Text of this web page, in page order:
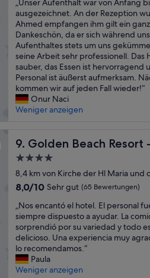
d
l
y
a
n
d
h
e
l
p
f
“
d
z
u
v
o
r
k
o
m
m
e
e
s
e
r
o
n
a
l
.
“
i
n
s
I
n
n
e
i
n
e
n
n
d
e
r
b
r
e
n
K
u
r
z
d
e
n
i
c
h
b
i
s
h
e
a
h
e
n
u
r
f
t
e
!
!
10,
Sehr
gut,
(6
Bewertungen)
U
n
s
e
r
A
u
f
e
n
a
w
a
v
o
n
A
n
f
a
„Unser Aufenthalt war von Anfang
ausgezeichnet. An der Rezeption
Ahmed empfangen ihm gilt ein
Dankeschön, da er sich während
Aufenthaltes stets um uns
seine Arbeit sehr professionell. Das
sauber, das Essen ist hervorragend
Personal ist äußerst aufmerksam.
kommen wir auf jeden Fall wieder!“
Onur Naci
Weniger anzeigen
9. Golden Beach Resort
Golden Beach Resort - All
4.0-
Sterne-
Unterkunft
8,4 km von Kirche der Hl Maria und
8.0
10,
Sehr
gut,
(65
Bewertungen)
8,0/10 Sehr gut (65 Bewertungen)
„
N
o
s
e
n
c
„Nos encantó el hotel. El personal
siempre dispuesto a ayudar. La
sorprendió por su variedad y todo
delicioso. Una experiencia muy
lo recomendamos.“
Paula
Weniger anzeigen